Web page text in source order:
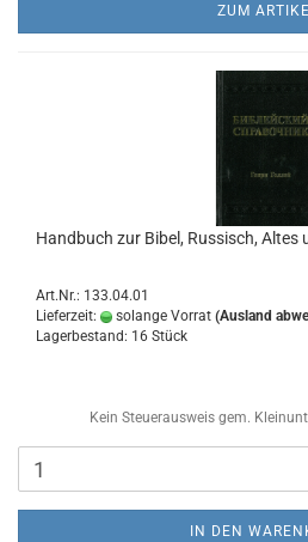
ZUM
Handbuch zur Bibel, Russisch, Altes
Art.Nr.: 133.04.01
Lieferzeit:
solange Vorrat (Ausland
Lagerbestand: 16 Stück
Kein Steuerausweis gem.
IN DEN